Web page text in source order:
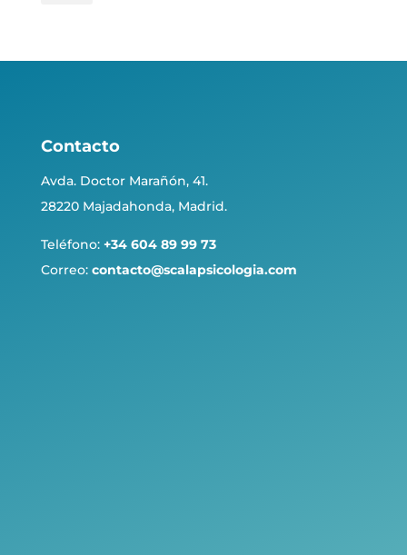
Contacto
Avda. Doctor Marañón, 41.
28220 Majadahonda, Madrid.
Teléfono: +34 604 89 99 73
Correo: contacto@scalapsicologia.com